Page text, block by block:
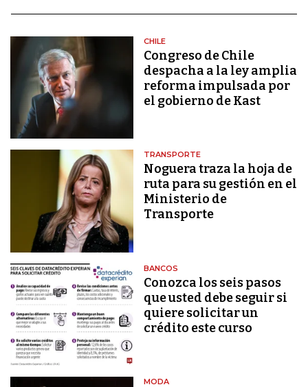
CHILE
Congreso de Chile
despacha a la ley amplia
reforma impulsada por
el gobierno de Kast
TRANSPORTE
Noguera traza la hoja de
ruta para su gestión en el
Ministerio de
Transporte
BANCOS
Conozca los seis pasos
que usted debe seguir si
quiere solicitar un
crédito este curso
MODA